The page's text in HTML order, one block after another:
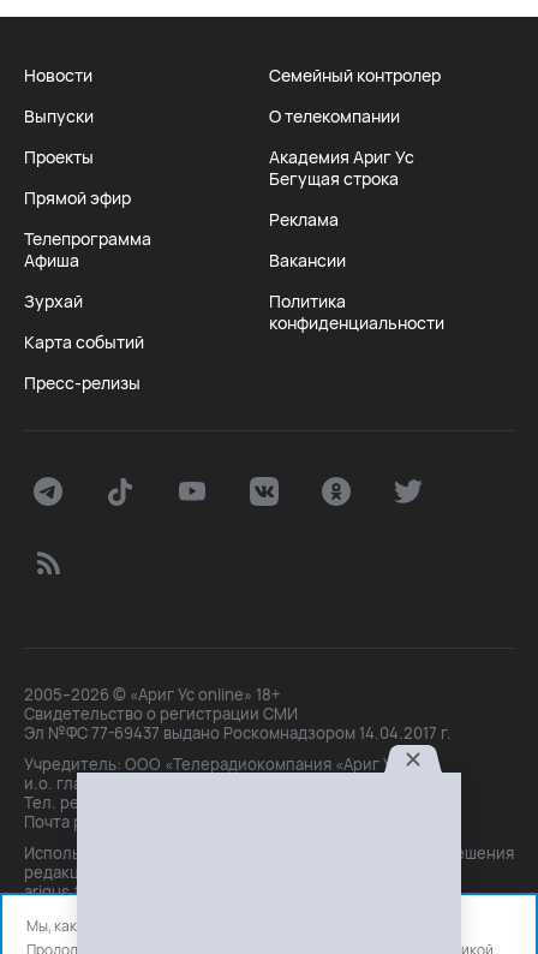
Новости
Выпуски
Проекты
Прямой эфир
Телепрограмма
Афиша
Зурхай
Карта событий
Пресс-релизы
Семейный контролер
О телекомпании
Академия Ариг Ус
Бегущая строка
Реклама
Вакансии
Политика
конфиденциальности
2005–2026 © «Ариг Ус online» 18+
Свидетельство о регистрации СМИ
Эл №ФС 77-69437 выдано Роскомнадзором 14.04.2017 г.
Учредитель: ООО «Телерадиокомпания «Ариг Ус»,
и.о. главного редактора: Маханова О.Б.
Тел. peдakции: +7(3012)21-30-14,
Почта peдakции: editor@arigus.tv
Использование материалов только с письменного разрешения
редакции. При цитировании прямая активная ссылка на
arigus.tv обязательна.
Мы, как и все используем файлы cookie и сервисы аналитики.
Продолжая использовать сайт, вы соглашаетесь с нашей
политикой